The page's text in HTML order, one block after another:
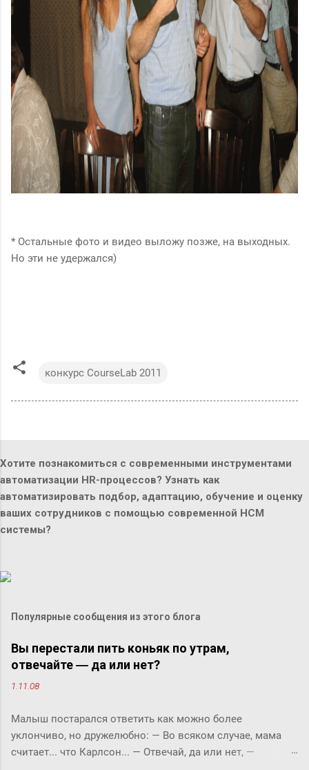
* Остальные фото и видео выложу позже, на выходных.
Но эти не удержался)
конкурс CourseLab 2011
Хотите познакомиться с современными инструментами
автоматизации HR-процессов? Узнать как
автоматизировать подбор, адаптацию, обучение и оценку
ваших сотрудников с помощью современной HCM
системы?
Популярные сообщения из этого блога
Вы перестали пить коньяк по утрам,
отвечайте ― да или нет?
1.11.08
Малыш постарался ответить как можно более
уклончиво, но дружелюбно: ― Во всяком случае, мама
считает... что Карлсон... ― Отвечай, да или нет, ―